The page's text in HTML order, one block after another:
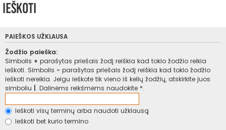
Ieškoti
PAIEŠKOS UŽKLAUSA
Žodžio paieška:
Simbolis + parašytas priešais žodį reiškia kad tokio žodžio reikia
ieškoti. Simbolis - parašytas priešais žodį reiškia kad tokio žodžio
ieškoti nereikia. Jeigu ieškote tik vieno iš kelių žodžių, atskirkite juos
simboliu . Dalinėms reikšmėms naudokite *.
Ieškoti visų terminų arba naudoti užklausą
Ieškoti bet kurio termino